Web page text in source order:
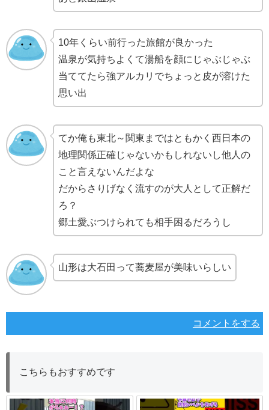
10年くらい前行った旅館が良かった
温泉が気持ちよくて湯船を顔にじゃぶじゃぶ
当ててたら強アルカリでちょっと皮が溶けた
思い出
てか俺も東北～関東まではともかく西日本の
地理関係正確じゃないかもしれないし他人の
こと言えないんだよな
だからさりげなく流すのが大人として正解だ
ろ？
郷土愛ぶつけられても相手困るだろうし
山形は大石田って蕎麦屋が美味いらしい
コメントをする
こちらもおすすめです